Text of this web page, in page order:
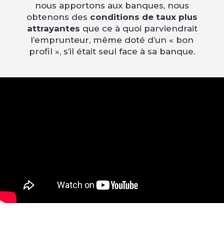
nous apportons aux banques, nous
obtenons des conditions de taux plus
attrayantes que ce à quoi parviendrait
l’emprunteur, même doté d’un « bon
profil », s’il était seul face à sa banque.